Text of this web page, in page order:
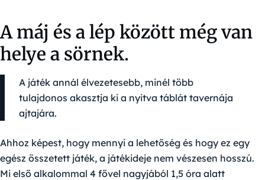
A máj és a lép között még van
helye a sörnek.
A játék annál élvezetesebb, minél több
tulajdonos akasztja ki a nyitva táblát tavernája
ajtajára.
Ahhoz képest, hogy mennyi a lehetőség és hogy ez egy
egész összetett játék, a játékideje nem vészesen hosszú.
Mi első alkalommal 4 fővel nagyjából 1,5 óra alatt